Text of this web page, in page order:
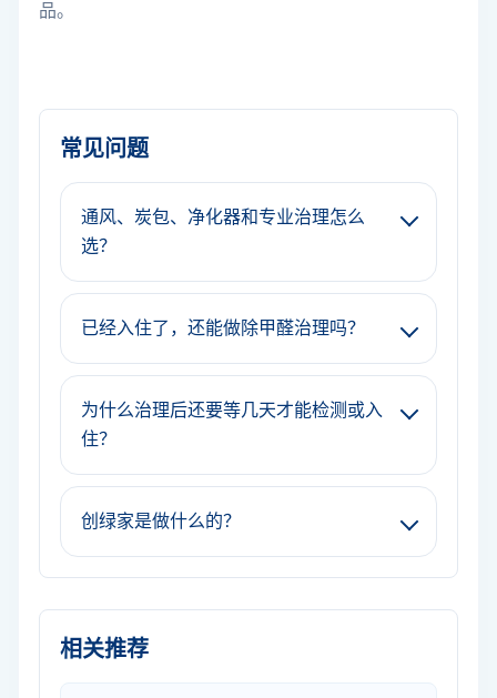
品。
常见问题
通风、炭包、净化器和专业治理怎么
选？
已经入住了，还能做除甲醛治理吗？
为什么治理后还要等几天才能检测或入
住？
创绿家是做什么的？
相关推荐